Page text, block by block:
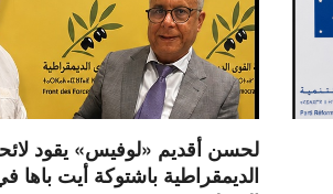
لحسن أقديم «لوفيس» يقود
الديمقراطية باشتوكة أيت باها